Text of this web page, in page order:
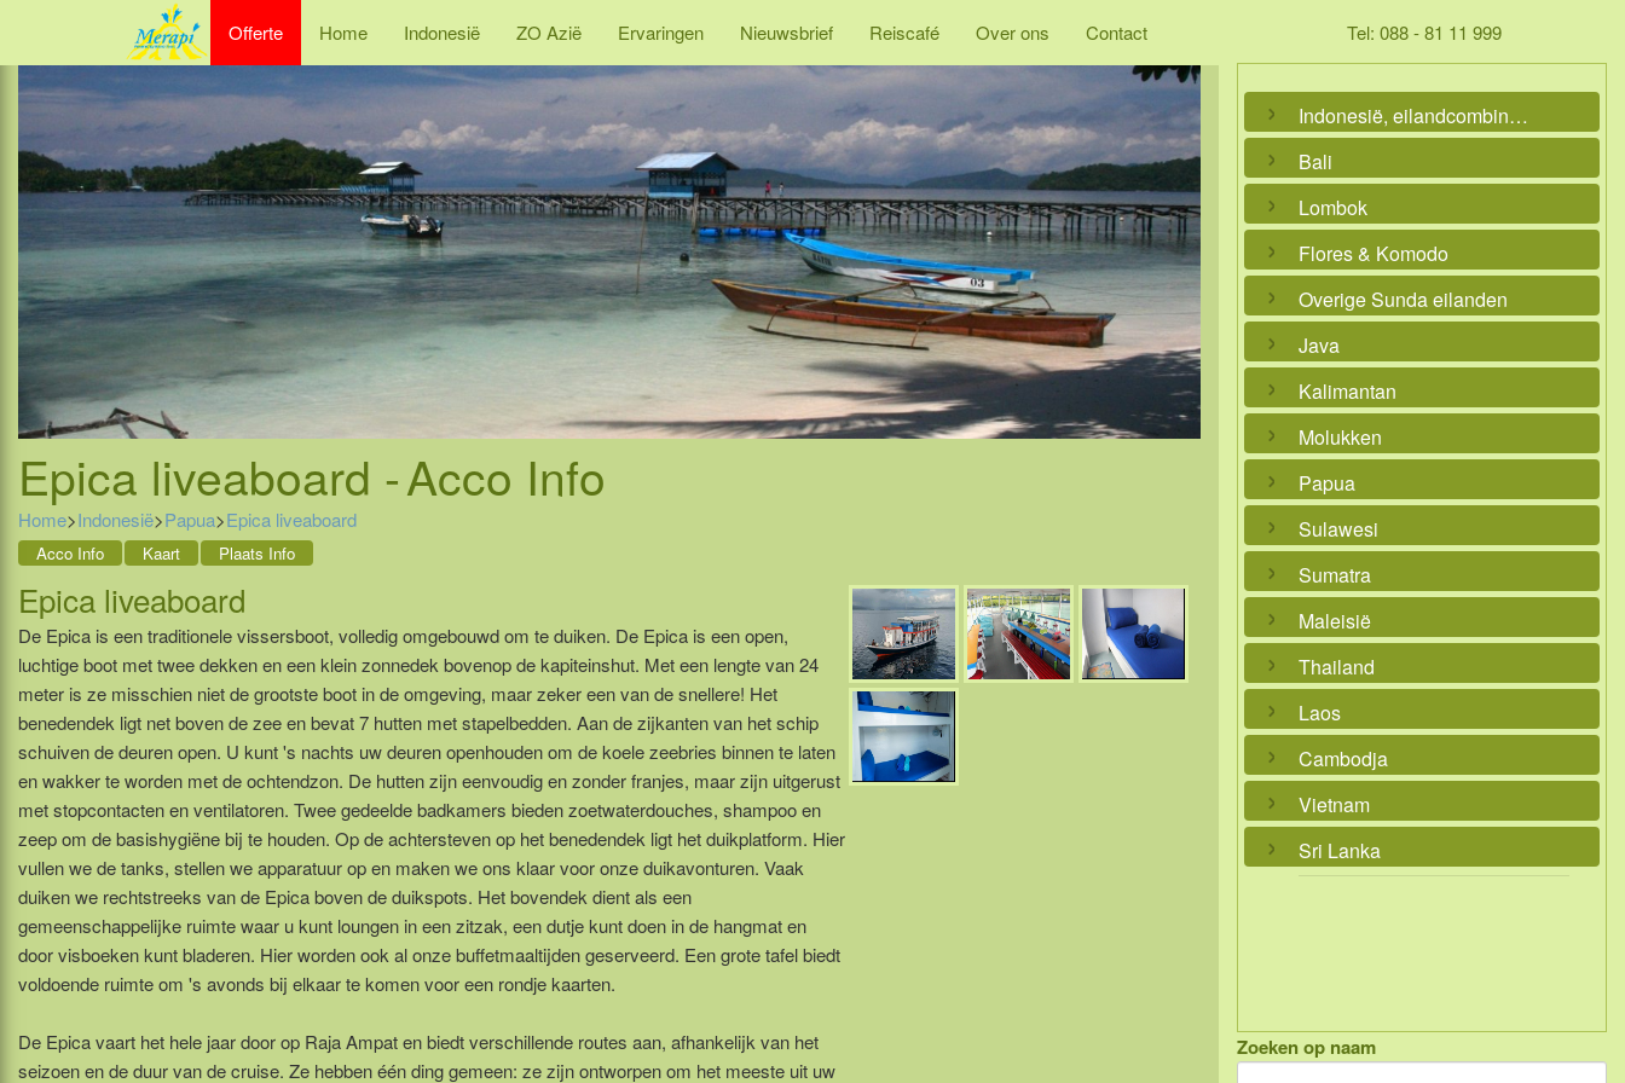
Offerte Home Indonesië ZO Azië Ervaringen Nieuwsbrief Reiscafé Over ons Contact Tel: 088 - 81 11 999
Epica liveaboard -Acco Info
Home>Indonesië>Papua>Epica liveaboard
Acco Info Kaart Plaats Info
Epica liveaboard
De Epica is een traditionele vissersboot, volledig omgebouwd om te duiken. De Epica is een open,
luchtige boot met twee dekken en een klein zonnedek bovenop de kapiteinshut. Met een lengte van 24
meter is ze misschien niet de grootste boot in de omgeving, maar zeker een van de snellere! Het
benedendek ligt net boven de zee en bevat 7 hutten met stapelbedden. Aan de zijkanten van het schip
schuiven de deuren open. U kunt 's nachts uw deuren openhouden om de koele zeebries binnen te laten
en wakker te worden met de ochtendzon. De hutten zijn eenvoudig en zonder franjes, maar zijn uitgerust
met stopcontacten en ventilatoren. Twee gedeelde badkamers bieden zoetwaterdouches, shampoo en
zeep om de basishygiëne bij te houden. Op de achtersteven op het benedendek ligt het duikplatform. Hier
vullen we de tanks, stellen we apparatuur op en maken we ons klaar voor onze duikavonturen. Vaak
duiken we rechtstreeks van de Epica boven de duikspots. Het bovendek dient als een
gemeenschappelijke ruimte waar u kunt loungen in een zitzak, een dutje kunt doen in de hangmat en
door visboeken kunt bladeren. Hier worden ook al onze buffetmaaltijden geserveerd. Een grote tafel biedt
voldoende ruimte om 's avonds bij elkaar te komen voor een rondje kaarten.
De Epica vaart het hele jaar door op Raja Ampat en biedt verschillende routes aan, afhankelijk van het
seizoen en de duur van de cruise. Ze hebben één ding gemeen: ze zijn ontworpen om het meeste uit uw
Indonesië, eilandcombinaties
Bali
Lombok
Flores & Komodo
Overige Sunda eilanden
Java
Kalimantan
Molukken
Papua
Sulawesi
Sumatra
Maleisië
Thailand
Laos
Cambodja
Vietnam
Sri Lanka
Zoeken op naam